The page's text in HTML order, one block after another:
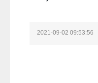
2021-09-02 09:53:56